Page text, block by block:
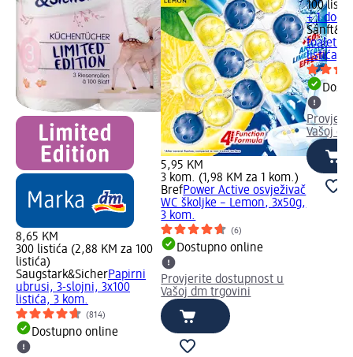
8,65 KM
300 listića (2,88 KM za 100
listića)
Saugstark&SicherPapirni
ubrusi, 3-slojni, 3x100
listića, 3 kom.
(814)
Dostupno online
5,95 KM
3 kom. (1,98 KM za 1 kom.)
BrefPower Active osvježivač
WC školjke – Lemon, 3x50g,
3 kom.
(6)
Dostupno online
Provjerite dostupnost u
Vašoj dm trgovini
100
+ 1
toaletni
listića,
Vašoj